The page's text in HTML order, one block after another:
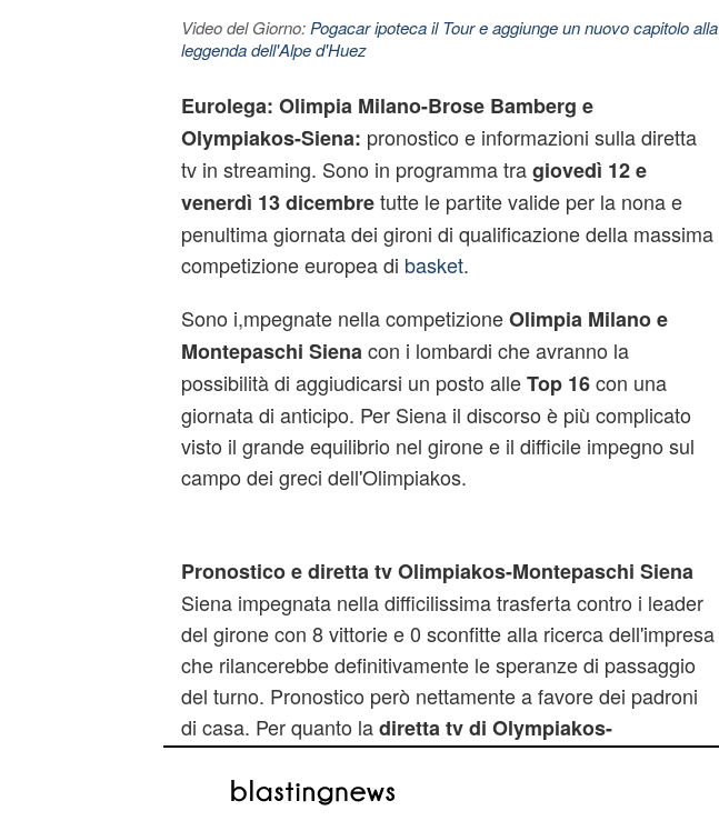
Video del Giorno: Pogacar ipoteca il Tour e aggiunge un nuovo capitolo alla
leggenda dell'Alpe d'Huez
Eurolega: Olimpia Milano-Brose Bamberg e
Olympiakos-Siena: pronostico e informazioni sulla diretta
tv in streaming. Sono in programma tragiovedì 12 e
venerdì 13 dicembretutte le partite valide per la nona e
penultima giornata dei gironi di qualificazione della massima
competizione europea di basket.
Sono i,mpegnate nella competizioneOlimpia Milano e
Montepaschi Siena con i lombardi che avranno la
possibilità di aggiudicarsi un posto alleTop 16con una
giornata di anticipo. Per Siena il discorso è più complicato
visto il grande equilibrio nel girone e il difficile impegno sul
campo dei greci dell'Olimpiakos.
Pronostico e diretta tv Olimpiakos-Montepaschi Siena
Siena impegnata nella difficilissima trasferta contro i leader
del girone con 8 vittorie e 0 sconfitte alla ricerca dell'impresa
che rilancerebbe definitivamente le speranze di passaggio
del turno. Pronostico però nettamente a favore dei padroni
di casa. Per quanto ladiretta tv di Olympiakos-
dicembre alle ore 20.00 sul canale Sky Sport 2 HD.